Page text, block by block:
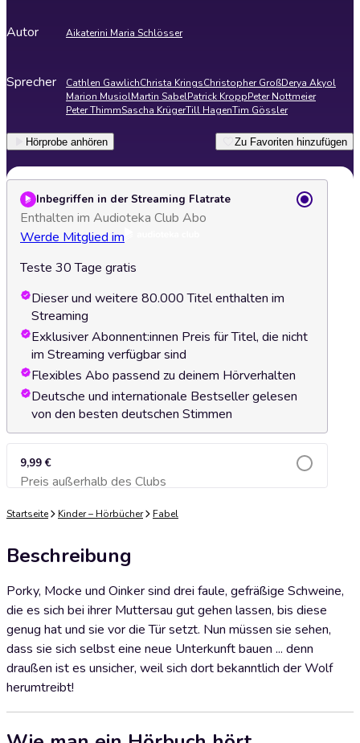
Autor Aikaterini Maria Schlösser
Sprecher Cathlen GawlichChrista KringsChristopher GroßDerya Akyol
Marion MusiolMartin SabelPatrick KroppPeter Nottmeier
Peter ThimmSascha KrügerTill HagenTim Gössler
Hörprobe anhören Zu Favoriten hinzufügen
Inbegriffen in der Streaming Flatrate
Enthalten im Audioteka Club Abo
Werde Mitglied im
Teste 30 Tage gratis
Dieser und weitere 80.000 Titel enthalten im
Streaming
Exklusiver Abonnent:innen Preis für Titel, die nicht
im Streaming verfügbar sind
Flexibles Abo passend zu deinem Hörverhalten
Deutsche und internationale Bestseller gelesen
von den besten deutschen Stimmen
9,99 €
Preis außerhalb des ClubsZum Warenkorb hinzufügen
Startseite Kinder – Hörbücher Fabel
Beschreibung
Porky, Mocke und Oinker sind drei faule, gefräßige Schweine,
die es sich bei ihrer Muttersau gut gehen lassen, bis diese
genug hat und sie vor die Tür setzt. Nun müssen sie sehen,
dass sie sich selbst eine neue Unterkunft bauen ... denn
draußen ist es unsicher, weil sich dort bekanntlich der Wolf
herumtreibt!